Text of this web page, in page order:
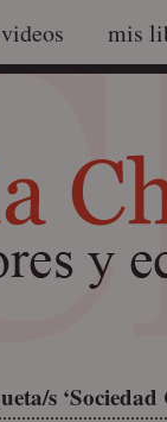
videos mis
s ‘Sociedad